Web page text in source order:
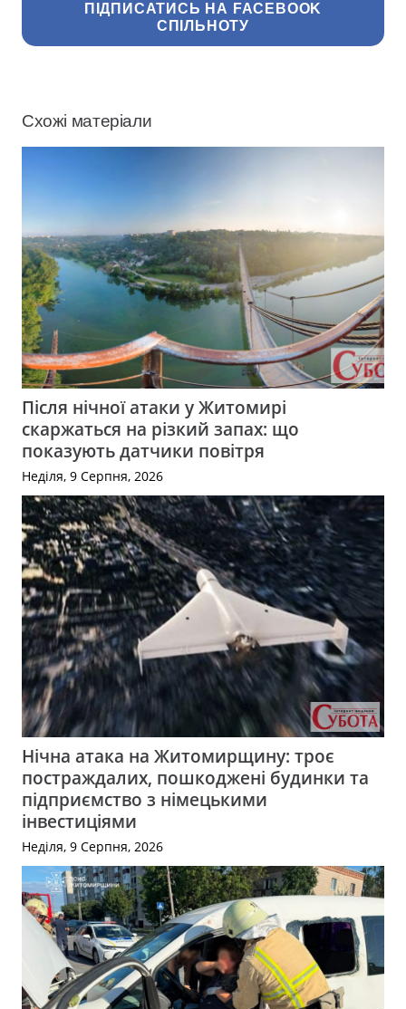
ПІДПИСАТИСЬ НА FACEBOOK
СПІЛЬНОТУ
Схожі матеріали
Після нічної атаки у Житомирі
скаржаться на різкий запах: що
показують датчики повітря
Неділя, 9 Серпня, 2026
Нічна атака на Житомирщину: троє
постраждалих, пошкоджені будинки та
підприємство з німецькими
інвестиціями
Неділя, 9 Серпня, 2026